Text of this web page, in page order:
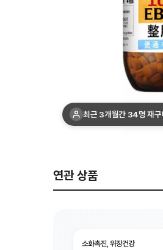
최근 3개월간 34명 재구
연관 상품